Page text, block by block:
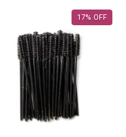
17% OFF